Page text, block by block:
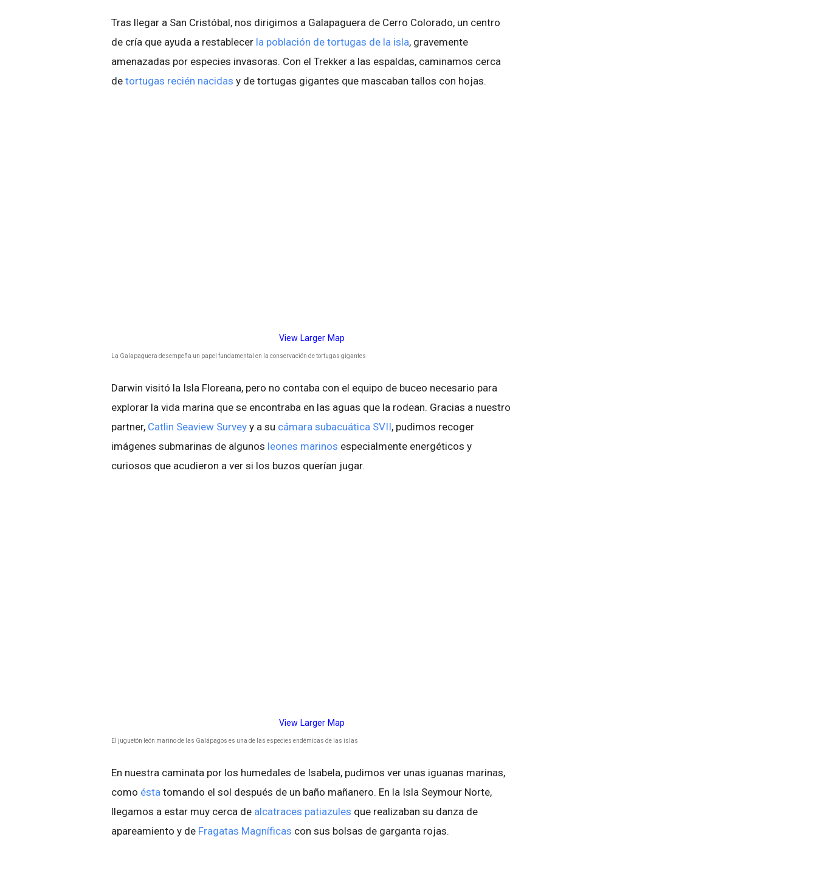
Tras llegar a San Cristóbal, nos dirigimos a Galapaguera de Cerro Colorado, un centro
de cría que ayuda a restablecer la población de tortugas de la isla, gravemente
amenazadas por especies invasoras. Con el Trekker a las espaldas, caminamos cerca
de tortugas recién nacidas y de tortugas gigantes que mascaban tallos con hojas.
View Larger Map
La Galapaguera desempeña un papel fundamental en la conservación de tortugas gigantes
Darwin visitó la Isla Floreana, pero no contaba con el equipo de buceo necesario para
explorar la vida marina que se encontraba en las aguas que la rodean. Gracias a nuestro
partner, Catlin Seaview Survey y a su cámara subacuática SVII, pudimos recoger
imágenes submarinas de algunos leones marinos especialmente energéticos y
curiosos que acudieron a ver si los buzos querían jugar.
View Larger Map
El juguetón león marino de las Galápagos es una de las especies endémicas de las islas
En nuestra caminata por los humedales de Isabela, pudimos ver unas iguanas marinas,
como ésta tomando el sol después de un baño mañanero. En la Isla Seymour Norte,
llegamos a estar muy cerca de alcatraces patiazules que realizaban su danza de
apareamiento y de Fragatas Magníficas con sus bolsas de garganta rojas.